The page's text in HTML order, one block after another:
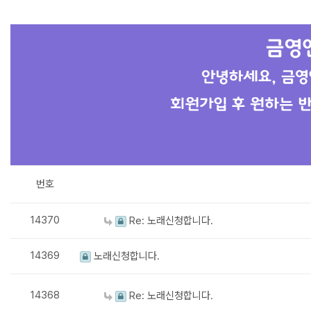
번호
14370 Re: 노래신청합니다.
14369 노래신청합니다.
14368 Re: 노래신청합니다.